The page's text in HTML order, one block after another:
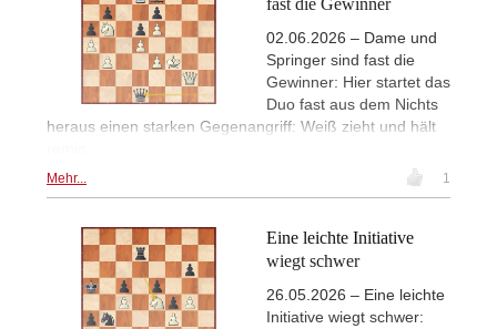
02.06.2026 – Dame und
Springer sind fast die
Gewinner: Hier startet das
Duo fast aus dem Nichts
heraus einen starken Gegenangriff: Weiß zieht und hält
Mehr... 1
Eine leichte Initiative
wiegt schwer
26.05.2026 – Eine leichte
Initiative wiegt schwer: